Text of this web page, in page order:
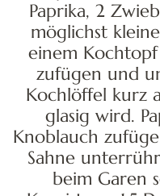
zufügen und
Kochlöffel kurz
glasig wird.
Knoblauch
Sahne
beim Garen
Konsistenz. 1,5
zum Reis geben
Chilipulver